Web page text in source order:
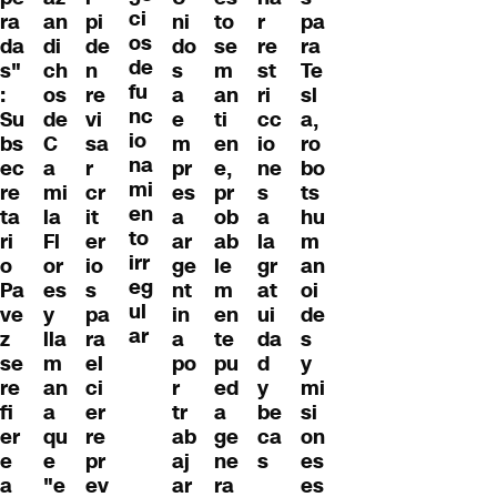
ra
da
s"
:
Su
bs
ec
re
ta
ri
o
Pa
ve
z
se
re
fi
er
e
a
an
di
ch
os
de
C
a
mi
la
Fl
or
es
y
lla
m
an
a
qu
e
"e
pi
de
n
re
vi
sa
r
cr
it
er
io
s
pa
ra
el
ci
er
re
pr
ev
ci
os
de
fu
nc
io
na
mi
en
to
irr
eg
ul
ar
ni
do
s
a
e
m
pr
es
a
ar
ge
nt
in
a
po
r
tr
ab
aj
ar
to
se
m
an
ti
en
e,
pr
ob
ab
le
m
en
te
pu
ed
a
ge
ne
ra
r
re
st
ri
cc
io
ne
s
a
la
gr
at
ui
da
d
y
be
ca
s
pa
ra
Te
sl
a,
ro
bo
ts
hu
m
an
oi
de
s
y
mi
si
on
es
es